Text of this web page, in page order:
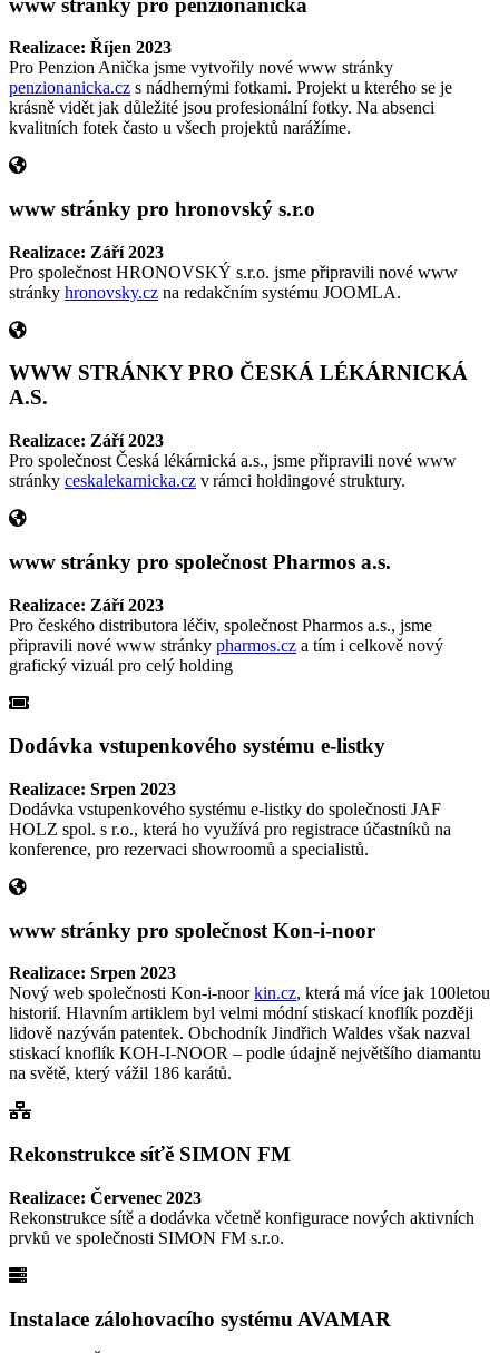
Realizace: Říjen 2023
Pro Penzion Anička jsme vytvořily nové www stránky
penzionanicka.cz s nádhernými fotkami. Projekt u kterého se je
krásně vidět jak důležité jsou profesionální fotky. Na absenci
kvalitních fotek často u všech projektů narážíme.
www stránky pro hronovský s.r.o
Realizace: Září 2023
Pro společnost HRONOVSKÝ s.r.o. jsme připravili nové www
stránky hronovsky.cz na redakčním systému JOOMLA.
WWW STRÁNKY PRO ČESKÁ LÉKÁRNICKÁ
A.S.
Realizace: Září 2023
Pro společnost Česká lékárnická a.s., jsme připravili nové www
stránky ceskalekarnicka.cz v rámci holdingové struktury.
www stránky pro společnost Pharmos a.s.
Realizace: Září 2023
Pro českého distributora léčiv, společnost Pharmos a.s., jsme
připravili nové www stránky pharmos.cz a tím i celkově nový
grafický vizuál pro celý holding
Dodávka vstupenkového systému e-listky
Realizace: Srpen 2023
Dodávka vstupenkového systému e-listky do společnosti JAF
HOLZ spol. s r.o., která ho využívá pro registrace účastníků na
konference, pro rezervaci showroomů a specialistů.
www stránky pro společnost Kon-i-noor
Realizace: Srpen 2023
Nový web společnosti Kon-i-noorkin.cz, která má více jak 100letou
historií. Hlavním artiklem byl velmi módní stiskací knoflík později
lidově nazýván patentek. Obchodník Jindřich Waldes však nazval
stiskací knoflík KOH-I-NOOR – podle údajně největšího diamantu
na světě, který vážil 186 karátů.
Rekonstrukce síťě SIMON FM
Realizace: Červenec 2023
Rekonstrukce sítě a dodávka včetně konfigurace nových aktivních
prvků ve společnosti SIMON FM s.r.o.
Instalace zálohovacího systému AVAMAR